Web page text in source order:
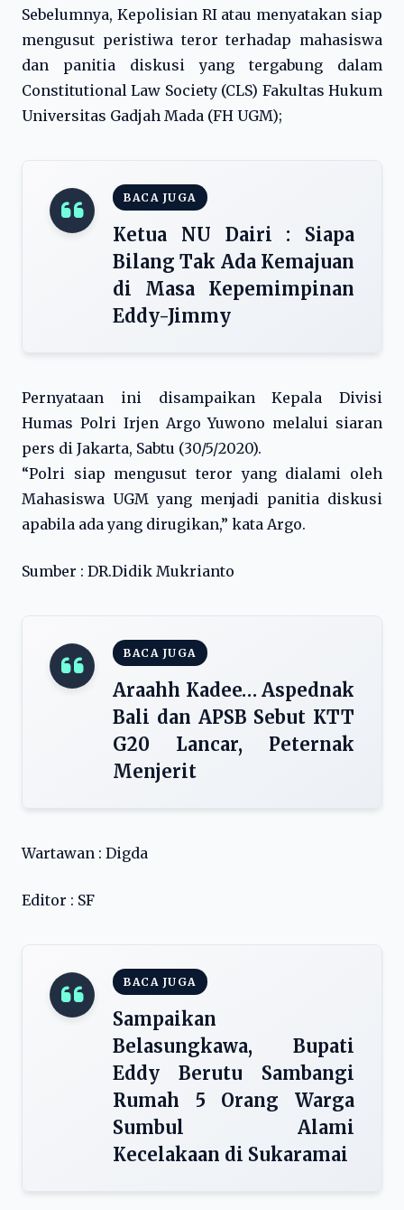
Sebelumnya, Kepolisian RI atau menyatakan siap
mengusut peristiwa teror terhadap mahasiswa
dan panitia diskusi yang tergabung dalam
Constitutional Law Society (CLS) Fakultas Hukum
Universitas Gadjah Mada (FH UGM);
BACA JUGA
Ketua NU Dairi : Siapa
Bilang Tak Ada Kemajuan
di Masa Kepemimpinan
Eddy-Jimmy
Pernyataan ini disampaikan Kepala Divisi
Humas Polri Irjen Argo Yuwono melalui siaran
pers di Jakarta, Sabtu (30/5/2020).
“Polri siap mengusut teror yang dialami oleh
Mahasiswa UGM yang menjadi panitia diskusi
apabila ada yang dirugikan,” kata Argo.
Sumber : DR.Didik Mukrianto
BACA JUGA
Araahh Kadee… Aspednak
Bali dan APSB Sebut KTT
G20 Lancar, Peternak
Menjerit
Wartawan : Digda
Editor : SF
BACA JUGA
Sampaikan
Belasungkawa, Bupati
Eddy Berutu Sambangi
Rumah 5 Orang Warga
Sumbul Alami
Kecelakaan di Sukaramai